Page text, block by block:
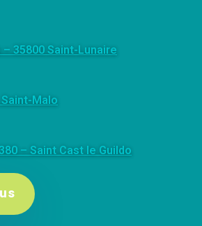
35800 Saint-Lunaire
Malo
– Saint Cast le Guildo